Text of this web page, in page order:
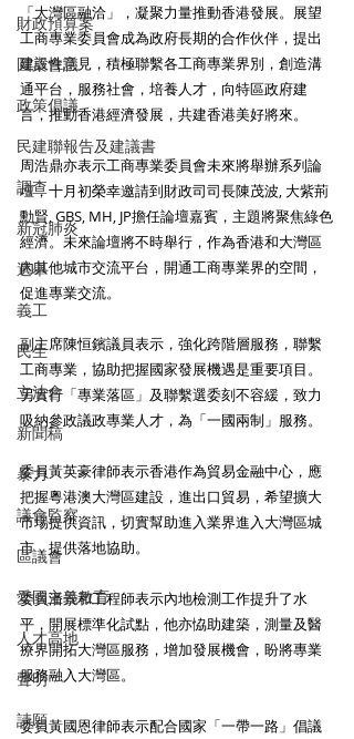
財政預算案
圓桌會議
政策倡議
民建聯報告及建議書
調查
新冠肺炎
選舉
義工
民生
立法會
新聞稿
暴力
議會監察
區議會
愛國主義教育
人才高地
聲明
請願
「大灣區融洽」，凝聚力量推動香港發展。展望
工商專業委員會成為政府長期的合作伙伴，提出
建設性意見，積極聯繫各工商專業界別，創造溝
通平台，服務社會，培養人才，向特區政府建
言，推動香港經濟發展，共建香港美好將來。
周浩鼎亦表示工商專業委員會未來將舉辦系列論
壇，十月初榮幸邀請到財政司司長陳茂波, 大紫荊
勳賢, GBS, MH, JP擔任論壇嘉賓，主題將聚焦綠色
經濟。未來論壇將不時舉行，作為香港和大灣區
內其他城市交流平台，開通工商專業界的空間，
促進專業交流。
副主席陳恒鑌議員表示，強化跨階層服務，聯繫
工商專業，協助把握國家發展機遇是重要項目。
另實行「專業落區」及聯繫選委刻不容緩，致力
吸納參政議政專業人才，為「一國兩制」服務。
委員黃英豪律師表示香港作為貿易金融中心，應
把握粵港澳大灣區建設，進出口貿易，希望擴大
市場提供資訊，切實幫助進入業界進入大灣區城
市，提供落地協助。
委員潘景和工程師表示內地檢測工作提升了水
平，開展標準化試點，他亦恊助建築，測量及醫
療界開拓大灣區服務，增加發展機會，盼將專業
服務融入大灣區。
委員黃國恩律師表示配合國家「一帶一路」倡議